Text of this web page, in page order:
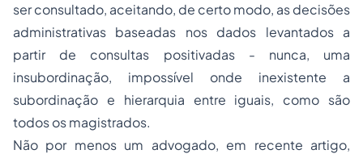
ser consultado, aceitando, de certo modo, as decisões
administrativas baseadas nos dados levantados a
partir de consultas positivadas - nunca, uma
insubordinação, impossível onde inexistente a
subordinação e hierarquia entre iguais, como são
todos os magistrados.
Não por menos um advogado, em recente artigo,